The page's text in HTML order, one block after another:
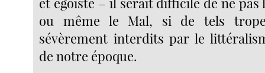
ou même le Mal, si de tels
sévèrement interdits par le
de notre époque.